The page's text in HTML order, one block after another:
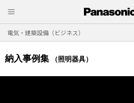
電気・建築設備（ビジネス）
納入事例集 （照明器具）